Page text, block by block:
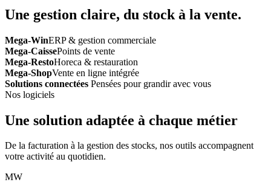
Une gestion claire, du stock à la vente.
Mega-WinERP & gestion commerciale
Mega-CaissePoints de vente
Mega-RestoHoreca & restauration
Mega-ShopVente en ligne intégrée
Solutions connectées Pensées pour grandir avec vous
Nos logiciels
Une solution adaptée à chaque métier
De la facturation à la gestion des stocks, nos outils accompagnent
votre activité au quotidien.
MW